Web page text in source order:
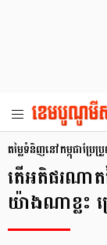
តម្លៃទំនិញនៅកម្ពុជាប្រ
តើអតិផរណាត
យ៉ាងណាខ្លះ